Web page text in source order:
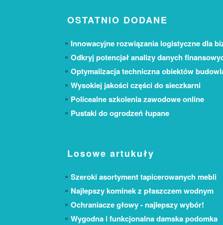
OSTATNIO DODANE
Innowacyjne rozwiązania logistyczne dla
Odkryj potencjał analizy danych
Optymalizacja techniczna obiektów
Wysokiej jakości części do sieczkarni
Policealne szkolenia zawodowe online
Pustaki do ogrodzeń łupane
Losowe artukuły
Szeroki asortyment tapicerowanych mebli
Najlepszy kominek z płaszczem wodnym
Ochraniacze głowy - najlepszy wybór!
Wygodna i funkcjonalna damska podomka